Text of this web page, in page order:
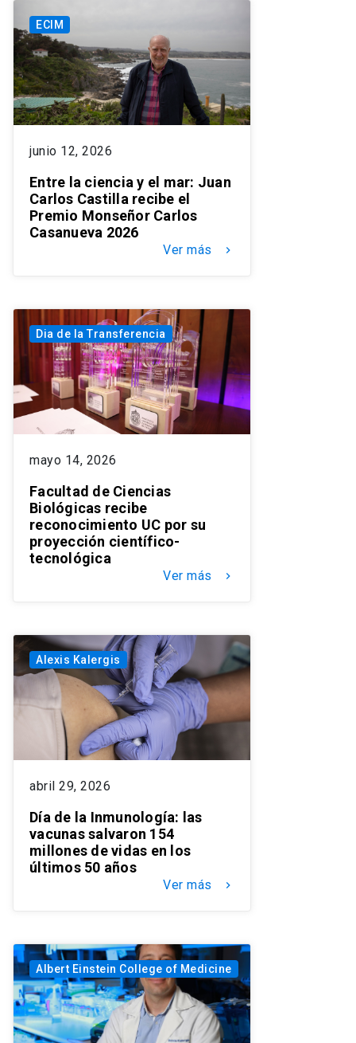
ECIM
junio 12, 2026
Entre la ciencia y el mar: Juan
Carlos Castilla recibe el
Premio Monseñor Carlos
Casanueva 2026
Ver más keyboard_arrow_right
Dia de la Transferencia
mayo 14, 2026
Facultad de Ciencias
Biológicas recibe
reconocimiento UC por su
proyección científico-
tecnológica
Ver más keyboard_arrow_right
Alexis Kalergis
abril 29, 2026
Día de la Inmunología: las
vacunas salvaron 154
millones de vidas en los
últimos 50 años
Ver más keyboard_arrow_right
Albert Einstein College of Medicine